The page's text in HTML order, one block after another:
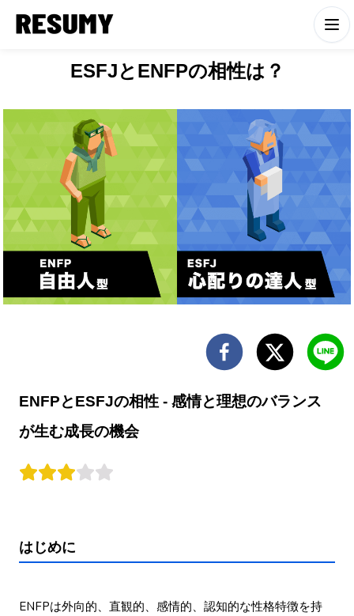
ESFJとENFPの相性は？
ENFPとESFJの相性 - 感情と理想のバランス
が生む成長の機会
はじめに
ENFPは外向的、直観的、感情的、認知的な性格特徴を持